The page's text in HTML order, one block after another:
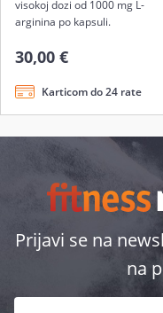
visokoj dozi od 1000 mg L-
arginina po kapsuli.
30,00 €
Karticom do 24 rate
Prijavi se na
na